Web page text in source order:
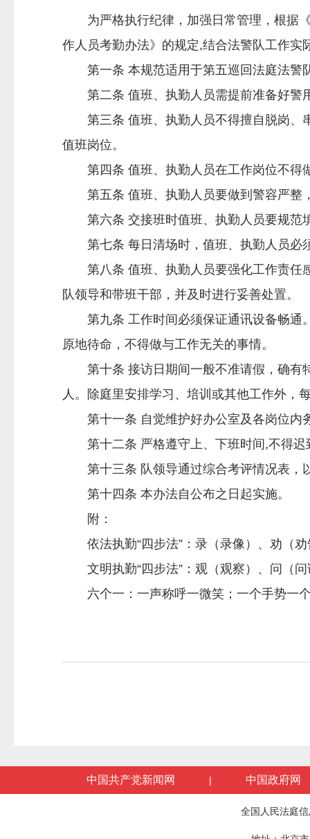
为严格执行纪律，加强日常管理，根据《
作人员考勤办法》的规定,结合法警队工作实
第一条 本规范适用于第五巡回法庭法警
第二条 值班、执勤人员需提前准备好警
第三条 值班、执勤人员不得擅自脱岗、
值班岗位。
第四条 值班、执勤人员在工作岗位不得
第五条 值班、执勤人员要做到警容严整
第六条 交接班时值班、执勤人员要规范
第七条 每日清场时，值班、执勤人员必
第八条 值班、执勤人员要强化工作责任感
队领导和带班干部，并及时进行妥善处置。
第九条 工作时间必须保证通讯设备畅通
原地待命，不得做与工作无关的事情。
第十条 接访日期间一般不准请假，确有
人。除庭里安排学习、培训或其他工作外，
第十一条 自觉维护好办公室及各岗位内
第十二条 严格遵守上、下班时间,不得迟
第十三条 队领导通过综合考评情况表，
第十四条 本办法自公布之日起实施。
附：
依法执勤“四步法”：录（录像）、劝（劝
文明执勤“四步法”：观（观察）、问（问
六个一：一声称呼一微笑；一个手势一
中国共产党新闻网 | 中国政府网
全国人民法庭